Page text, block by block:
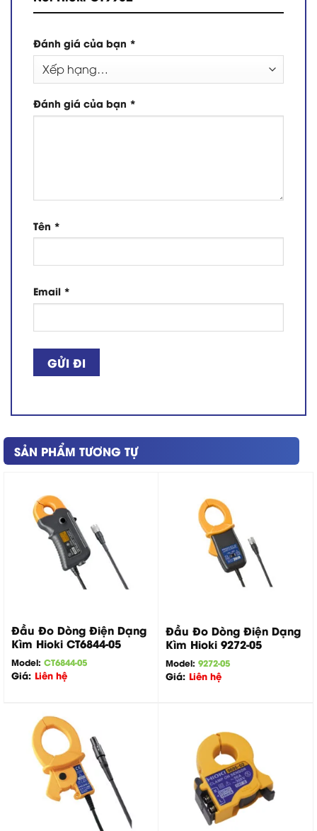
Đánh giá của bạn *
Đánh giá của bạn *
Tên *
Email *
SẢN PHẨM TƯƠNG TỰ
Đầu Đo Dòng Điện Dạng
Kìm Hioki CT6844-05
Model: CT6844-05
Giá: Liên hệ
Đầu Đo Dòng Điện Dạng
Kìm Hioki 9272-05
Model: 9272-05
Giá: Liên hệ